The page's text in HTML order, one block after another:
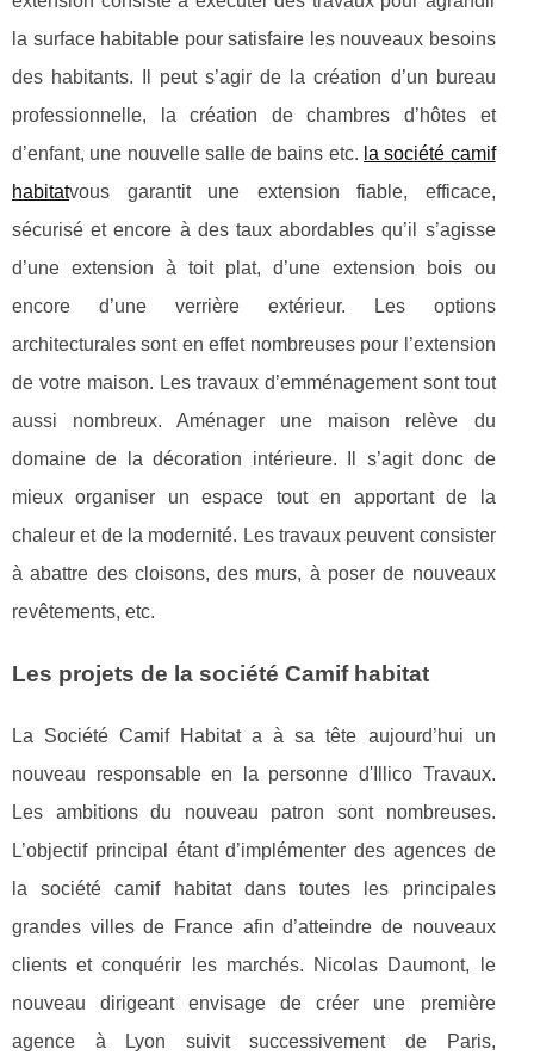
la surface habitable pour satisfaire les nouveaux besoins
des habitants. Il peut s’agir de la création d’un bureau
professionnelle, la création de chambres d’hôtes et
d’enfant, une nouvelle salle de bains etc. la société camif
habitatvous garantit une extension fiable, efficace,
sécurisé et encore à des taux abordables qu’il s’agisse
d’une extension à toit plat, d’une extension bois ou
encore d’une verrière extérieur. Les options
architecturales sont en effet nombreuses pour l’extension
de votre maison. Les travaux d’emménagement sont tout
aussi nombreux. Aménager une maison relève du
domaine de la décoration intérieure. Il s’agit donc de
mieux organiser un espace tout en apportant de la
chaleur et de la modernité. Les travaux peuvent consister
à abattre des cloisons, des murs, à poser de nouveaux
revêtements, etc.
Les projets de la société Camif habitat
La Société Camif Habitat a à sa tête aujourd’hui un
nouveau responsable en la personne d'Illico Travaux.
Les ambitions du nouveau patron sont nombreuses.
L’objectif principal étant d’implémenter des agences de
la société camif habitat dans toutes les principales
grandes villes de France afin d’atteindre de nouveaux
clients et conquérir les marchés. Nicolas Daumont, le
nouveau dirigeant envisage de créer une première
agence à Lyon suivit successivement de Paris,